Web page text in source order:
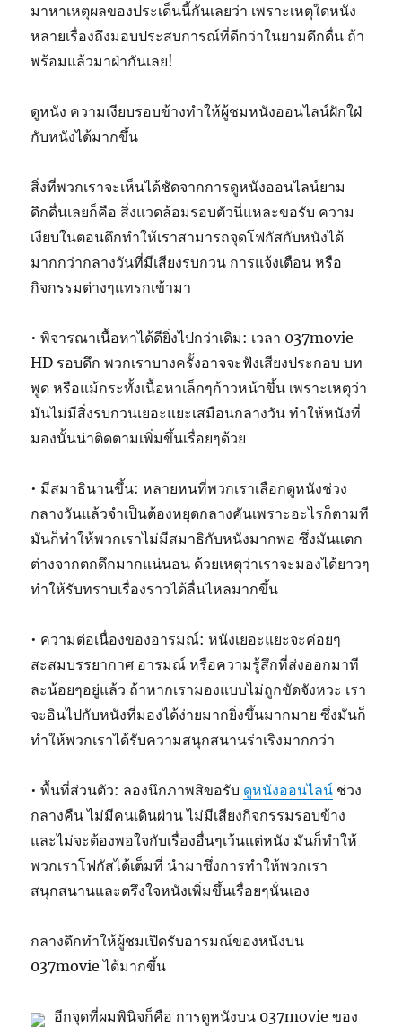
มาหาเหตุผลของประเด็นนี้กันเลยว่า เพราะเหตุใดหนัง
หลายเรื่องถึงมอบประสบการณ์ที่ดีกว่าในยามดึกดื่น ถ้า
พร้อมแล้วมาฝ่ากันเลย!
ดูหนัง ความเงียบรอบข้างทำให้ผู้ชมหนังออนไลน์ฝักใฝ่
กับหนังได้มากขึ้น
สิ่งที่พวกเราจะเห็นได้ชัดจากการดูหนังออนไลน์ยาม
ดึกดื่นเลยก็คือ สิ่งแวดล้อมรอบตัวนี่แหละขอรับ ความ
เงียบในตอนดึกทำให้เราสามารถจุดโฟกัสกับหนังได้
มากกว่ากลางวันที่มีเสียงรบกวน การแจ้งเตือน หรือ
กิจกรรมต่างๆแทรกเข้ามา
• พิจารณาเนื้อหาได้ดียิ่งไปกว่าเดิม: เวลา 037movie
HD รอบดึก พวกเราบางครั้งอาจจะฟังเสียงประกอบ บท
พูด หรือแม้กระทั้งเนื้อหาเล็กๆก้าวหน้าขึ้น เพราะเหตุว่า
มันไม่มีสิ่งรบกวนเยอะแยะเสมือนกลางวัน ทำให้หนังที่
มองนั้นน่าติดตามเพิ่มขึ้นเรื่อยๆด้วย
• มีสมาธินานขึ้น: หลายหนที่พวกเราเลือกดูหนังช่วง
กลางวันแล้วจำเป็นต้องหยุดกลางคันเพราะอะไรก็ตามที
มันก็ทำให้พวกเราไม่มีสมาธิกับหนังมากพอ ซึ่งมันแตก
ต่างจากตกดึกมากแน่นอน ด้วยเหตุว่าเราจะมองได้ยาวๆ
ทำให้รับทราบเรื่องราวได้ลื่นไหลมากขึ้น
• ความต่อเนื่องของอารมณ์: หนังเยอะแยะจะค่อยๆ
สะสมบรรยากาศ อารมณ์ หรือความรู้สึกที่ส่งออกมาที
ละน้อยๆอยู่แล้ว ถ้าหากเรามองแบบไม่ถูกขัดจังหวะ เรา
จะอินไปกับหนังที่มองได้ง่ายมากยิ่งขึ้นมากมาย ซึ่งมันก็
ทำให้พวกเราได้รับความสนุกสนานร่าเริงมากกว่า
• พื้นที่ส่วนตัว: ลองนึกภาพสิขอรับ ดูหนังออนไลน์ ช่วง
กลางคืน ไม่มีคนเดินผ่าน ไม่มีเสียงกิจกรรมรอบข้าง
และไม่จะต้องพอใจกับเรื่องอื่นๆเว้นแต่หนัง มันก็ทำให้
พวกเราโฟกัสได้เต็มที่ นำมาซึ่งการทำให้พวกเรา
สนุกสนานและตรึงใจหนังเพิ่มขึ้นเรื่อยๆนั่นเอง
กลางดึกทำให้ผู้ชมเปิดรับอารมณ์ของหนังบน
037movie ได้มากขึ้น
อีกจุดที่ผมพินิจก็คือ การดูหนังบน 037movie ของ